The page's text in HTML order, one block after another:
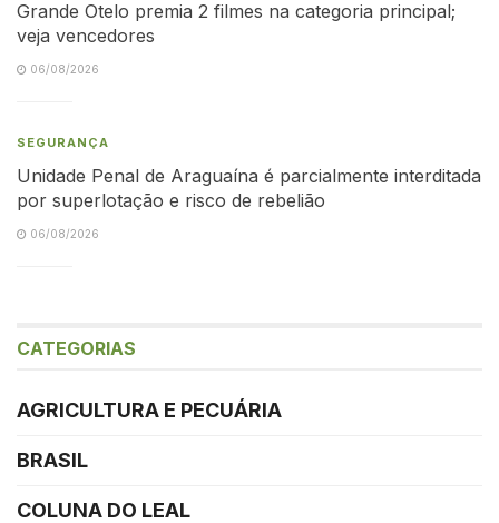
Grande Otelo premia 2 filmes na categoria principal;
veja vencedores
06/08/2026
SEGURANÇA
Unidade Penal de Araguaína é parcialmente interditada
por superlotação e risco de rebelião
06/08/2026
CATEGORIAS
AGRICULTURA E PECUÁRIA
BRASIL
COLUNA DO LEAL